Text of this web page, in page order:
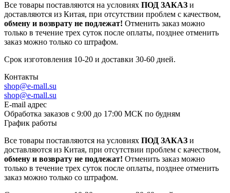
Все товары поставляются на условиях ПОД ЗАКАЗ и
доставляются из Китая, при отсутствии проблем с качеством,
обмену и возврату не подлежат! Отменить заказ можно
только в течение трех суток после оплаты, позднее отменить
заказ можно только со штрафом.
Срок изготовления 10-20 и доставки 30-60 дней.
Контакты
shop@e-mall.su
shop@e-mall.su
E-mail адрес
Обработка заказов с 9:00 до 17:00 МСК по будням
График работы
Все товары поставляются на условиях ПОД ЗАКАЗ и
доставляются из Китая, при отсутствии проблем с качеством,
обмену и возврату не подлежат! Отменить заказ можно
только в течение трех суток после оплаты, позднее отменить
заказ можно только со штрафом.